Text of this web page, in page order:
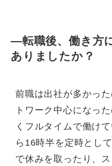
—転職後、働き方
ありましたか？
前職は出社が多かっ
トワーク中心になっ
くフルタイムで働け
ら16時半を定時とし
で休みを取ったり、